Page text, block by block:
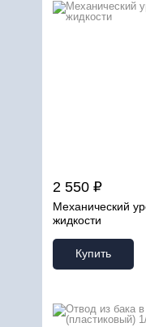
2 550 ₽
Механический
жидкости
Купить